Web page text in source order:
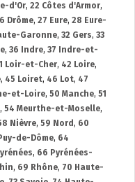
d'Or, 22 Côtes d'Armor,
Drôme, 27 Eure, 28 Eure-
Garonne, 32 Gers, 33
, 36 Indre, 37 Indre-et-
Loir-et-Cher, 42 Loire,
, 45 Loiret, 46 Lot, 47
et-Loire, 50 Manche, 51
, 54 Meurthe-et-Moselle,
Nièvre, 59 Nord , 60
de-Dôme, 64
, 66 Pyrénées-
, 69 Rhône, 70 Haute-